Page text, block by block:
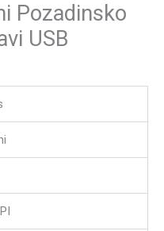
Pozadinsko
USB